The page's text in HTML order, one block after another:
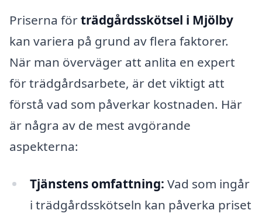
Priserna förträdgårdsskötsel i Mjölby
kan variera på grund av flera faktorer.
När man överväger att anlita en expert
för trädgårdsarbete, är det viktigt att
förstå vad som påverkar kostnaden. Här
är några av de mest avgörande
aspekterna:
Tjänstens omfattning: Vad som ingår
i trädgårdsskötseln kan påverka priset